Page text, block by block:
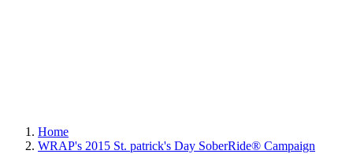
Home
WRAP's 2015 St. patrick's Day SoberRide® Campaign